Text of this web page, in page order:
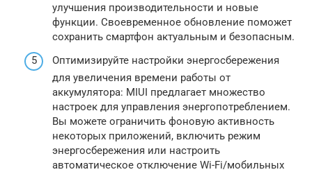
улучшения производительности и новые
функции. Своевременное обновление поможет
сохранить смартфон актуальным и безопасным.
Оптимизируйте настройки энергосбережения
для увеличения времени работы от
аккумулятора: MIUI предлагает множество
настроек для управления энергопотреблением.
Вы можете ограничить фоновую активность
некоторых приложений, включить режим
энергосбережения или настроить
автоматическое отключение Wi-Fi/мобильных